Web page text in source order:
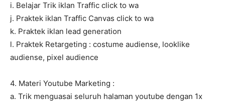
i. Belajar Trik iklan Traffic click to wa
j. Praktek iklan Traffic Canvas click to wa
k. Praktek iklan lead generation
l. Praktek Retargeting : costume audiense, looklike
audiense, pixel audience
4. Materi Youtube Marketing :
a. Trik menguasai seluruh halaman youtube dengan 1x